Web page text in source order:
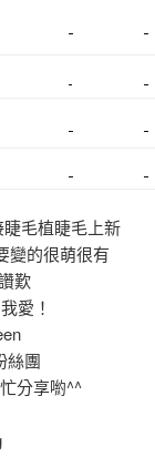
毛植睫毛上新
變的很萌很有
歎
愛！
絲團
分享喲^^